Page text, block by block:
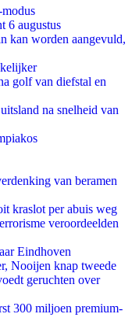
6 augustus
kan worden aangevuld,
golf van diefstal en
na snelheid van
van beramen
kraslot per abuis weg
veroordeelden
Eindhoven
Nooijen knap tweede
geruchten over
300 miljoen premium-